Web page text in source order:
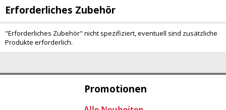
Promotionen
Erforderliches Zubehör
"Erforderliches Zubehör" nicht spezifiziert, eventuell sind zusätzliche
Produkte erforderlich.